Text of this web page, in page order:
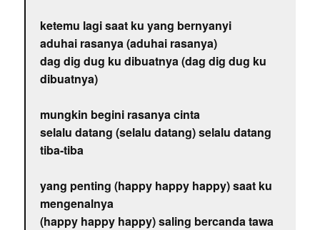
ketemu lagi saat ku yang bernyanyi
aduhai rasanya (aduhai rasanya)
dag dig dug ku dibuatnya (dag dig dug ku
dibuatnya)
mungkin begini rasanya cinta
selalu datang (selalu datang) selalu datang
tiba-tiba
yang penting (happy happy happy) saat ku
mengenalnya
(happy happy happy) saling bercanda tawa